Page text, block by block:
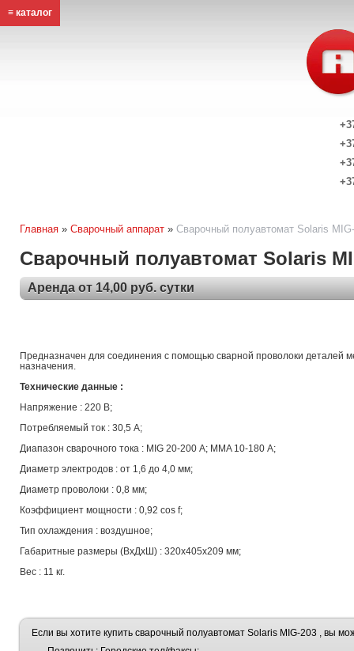
≡ каталог
Главная » Сварочный аппарат » Сварочный полуавтомат Solaris
Сварочный полуавтомат Solaris
Аренда от 14,00 руб. сутки
Предназначен для соединения с помощью сварной проволоки деталей
назначения.
Технические данные :
Напряжение : 220 В;
Потребляемый ток : 30,5 А;
Диапазон сварочного тока : MIG 20-200 А; MMA 10-180 А;
Диаметр электродов : от 1,6 до 4,0 мм;
Диаметр проволоки : 0,8 мм;
Коэффициент мощности : 0,92 cos f;
Тип охлаждения : воздушное;
Габаритные размеры (ВхДхШ) : 320х405х209 мм;
Вес : 11 кг.
Если вы хотите купить сварочный полуавтомат Solaris MIG-203 , вы